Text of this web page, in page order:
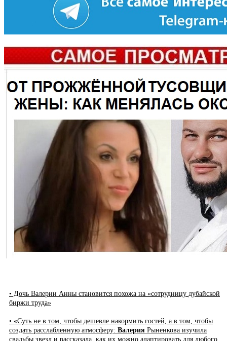
• Дочь Валерии Анны становится похожа на «сотрудницу дубайской
биржи труда»
• «Суть не в том, чтобы дешевле накормить гостей, а в том, чтобы
создать расслабленную атмосферу: Валерия Рыненкова изучила
свадьбы звезд и рассказала, как их можно адаптировать для любого